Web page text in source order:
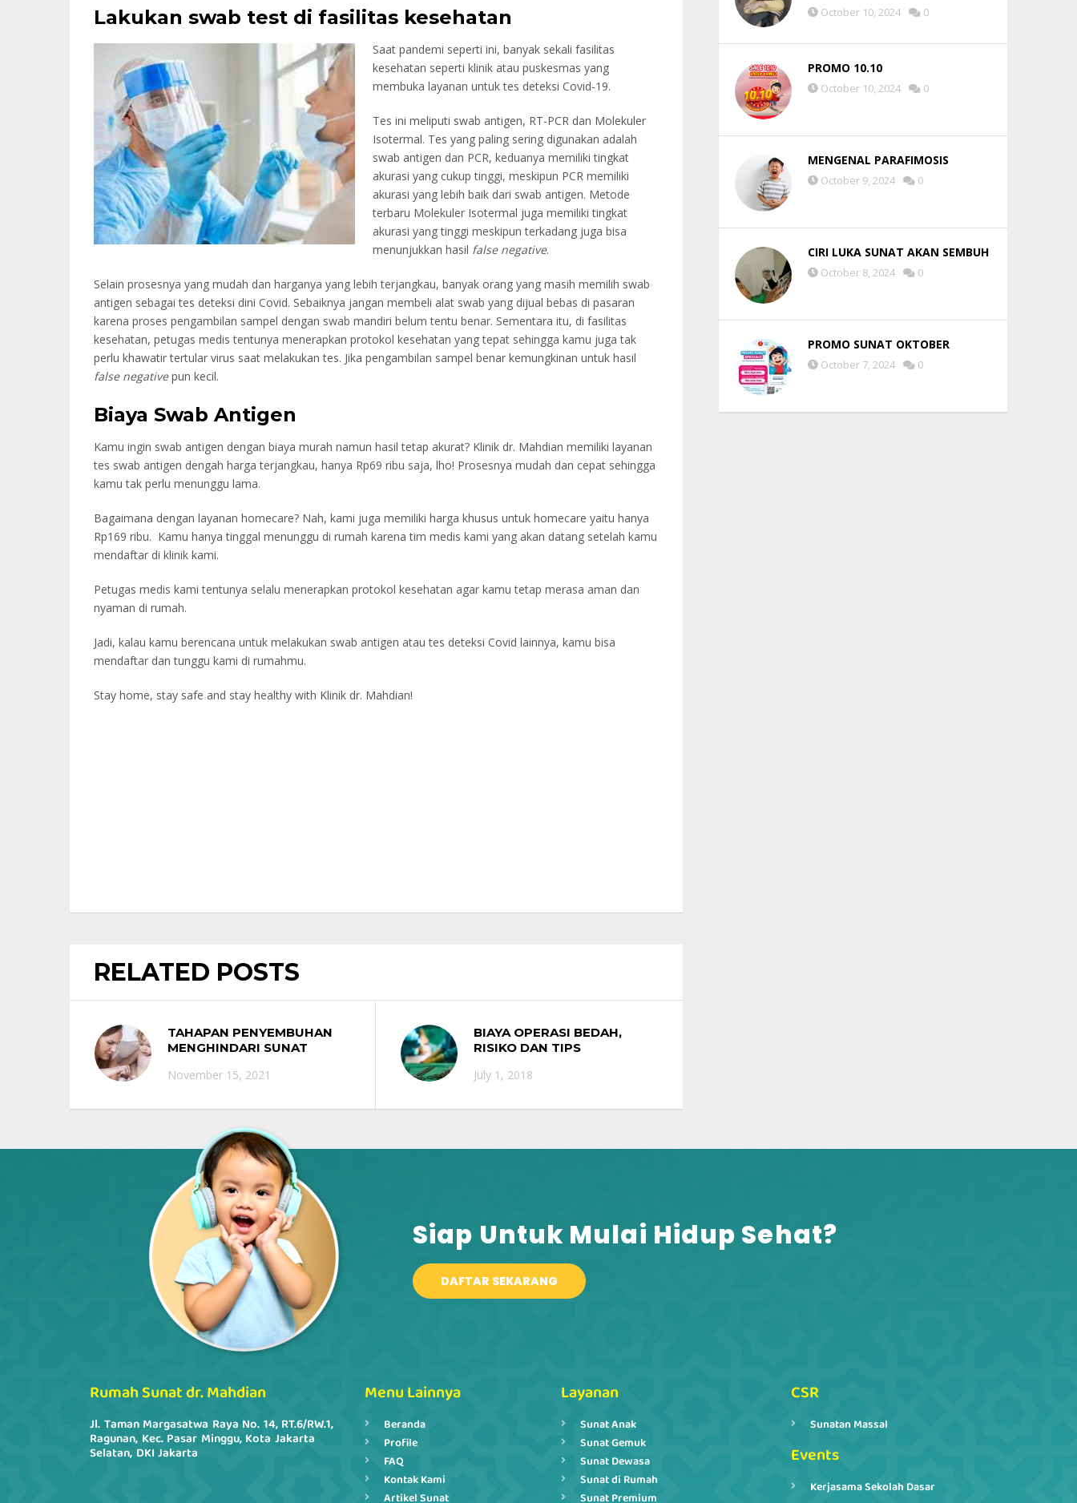
Lakukan swab test di fasilitas kesehatan
Saat pandemi seperti ini, banyak sekali fasilitas
kesehatan seperti klinik atau puskesmas yang
membuka layanan untuk tes deteksi Covid-19.
Tes ini meliputi swab antigen, RT-PCR dan Molekuler
Isotermal. Tes yang paling sering digunakan adalah
swab antigen dan PCR, keduanya memiliki tingkat
akurasi yang cukup tinggi, meskipun PCR memiliki
akurasi yang lebih baik dari swab antigen. Metode
terbaru Molekuler Isotermal juga memiliki tingkat
akurasi yang tinggi meskipun terkadang juga bisa
menunjukkan hasil false negative.
Selain prosesnya yang mudah dan harganya yang lebih terjangkau, banyak orang yang masih memilih swab
antigen sebagai tes deteksi dini Covid. Sebaiknya jangan membeli alat swab yang dijual bebas di pasaran
karena proses pengambilan sampel dengan swab mandiri belum tentu benar. Sementara itu, di fasilitas
kesehatan, petugas medis tentunya menerapkan protokol kesehatan yang tepat sehingga kamu juga tak
perlu khawatir tertular virus saat melakukan tes. Jika pengambilan sampel benar kemungkinan untuk hasil
false negativepun kecil.
Biaya Swab Antigen
Kamu ingin swab antigen dengan biaya murah namun hasil tetap akurat? Klinik dr. Mahdian memiliki layanan
tes swab antigen dengah harga terjangkau, hanya Rp69 ribu saja, lho! Prosesnya mudah dan cepat sehingga
kamu tak perlu menunggu lama.
Bagaimana dengan layanan homecare? Nah, kami juga memiliki harga khusus untuk homecare yaitu hanya
Rp169 ribu. Kamu hanya tinggal menunggu di rumah karena tim medis kami yang akan datang setelah kamu
mendaftar di klinik kami.
Petugas medis kami tentunya selalu menerapkan protokol kesehatan agar kamu tetap merasa aman dan
nyaman di rumah.
Jadi, kalau kamu berencana untuk melakukan swab antigen atau tes deteksi Covid lainnya, kamu bisa
mendaftar dan tunggu kami di rumahmu.
Stay home, stay safe and stay healthy with Klinik dr. Mahdian!
RELATED POSTS
TAHAPAN PENYEMBUHAN
MENGHINDARI SUNAT
November 15, 2021
BIAYA OPERASI BEDAH,
RISIKO DAN TIPS
July 1, 2018
October 10, 2024 0
PROMO 10.10
October 10, 2024 0
MENGENAL PARAFIMOSIS
October 9, 2024 0
CIRI LUKA SUNAT AKAN SEMBUH
October 8, 2024 0
PROMO SUNAT OKTOBER
October 7, 2024 0
Siap Untuk Mulai Hidup Sehat?​
DAFTAR SEKARANG
Rumah Sunat dr. Mahdian
Jl. Taman Margasatwa Raya No. 14, RT.6/RW.1,
Ragunan, Kec. Pasar Minggu, Kota Jakarta
Selatan, DKI Jakarta
Menu Lainnya
Beranda
Profile
FAQ
Kontak Kami
Artikel Sunat
Layanan
Sunat Anak
Sunat Gemuk
Sunat Dewasa
Sunat di Rumah
Sunat Premium
CSR
Sunatan Massal
Events
Kerjasama Sekolah Dasar